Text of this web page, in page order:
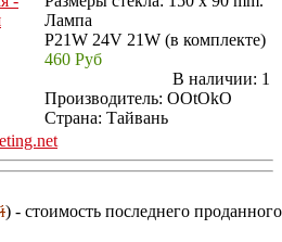
Лампа
P21W 24V 21W (в комплекте)
460 Руб
В наличии: 1
Производитель: OOtOkO
Страна: Тайвань
) - стоимость последнего